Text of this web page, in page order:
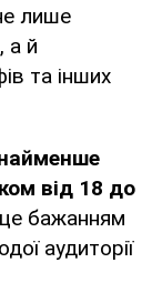
лише
а й
та інших
від 18 до
бажанням
аудиторії